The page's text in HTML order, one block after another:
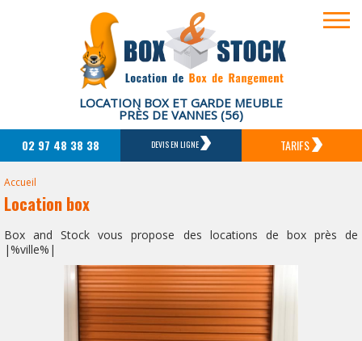
LOCATION BOX ET GARDE MEUBLE
PRÈS DE VANNES (56)
02 97 48 38 38 DEVIS EN LIGNE TARIFS
Accueil
Location box
Box and Stock vous propose des locations de box près de
|%ville%|